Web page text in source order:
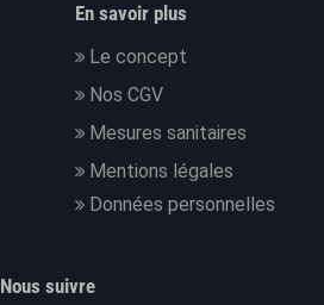
En savoir plus
Le concept
Nos CGV
Mesures sanitaires
Mentions légales
Données personnelles
Nous suivre